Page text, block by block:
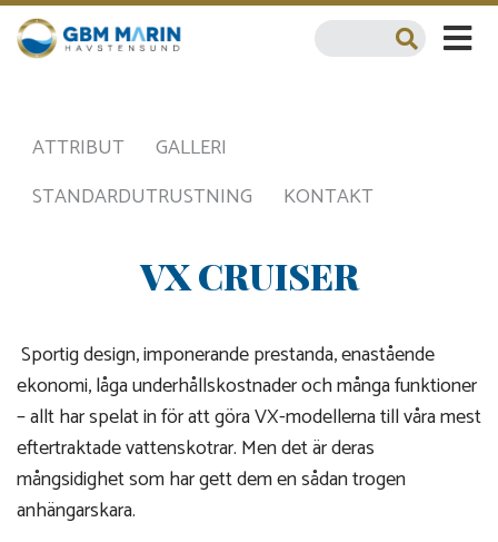
ATTRIBUT
GALLERI
STANDARDUTRUSTNING
KONTAKT
VX CRUISER
Sportig design, imponerande prestanda, enastående
ekonomi, låga underhållskostnader och många funktioner
– allt har spelat in för att göra VX-modellerna till våra mest
eftertraktade vattenskotrar. Men det är deras
mångsidighet som har gett dem en sådan trogen
anhängarskara.